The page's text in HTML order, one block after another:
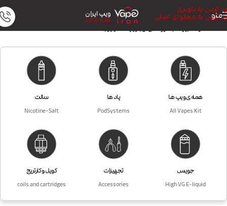
رد کردن به ناوبری
رد کردن به محتوای اصلی
منو ویپ ایران
VAPE IRAN
همه ی ویپ ها
All Vapes Kit
پاد ها
PodSystems
سالت
Nicotine-Salt
جویس
High VG E-liquid
تجهیزات
Accessories
کویل و کارتریج
coils and cartridges